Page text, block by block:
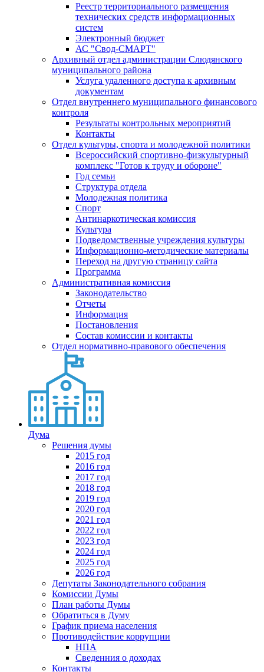
Реестр территориального размещения
технических средств информационных
систем
Электронный бюджет
АС "Свод-СМАРТ"
Архивный отдел администрации Слюдянского
муниципального района
Услуга удаленного доступа к архивным
документам
Отдел внутреннего муниципального финансового
контроля
Результаты контрольных мероприятий
Контакты
Отдел культуры, спорта и молодежной политики
Всероссийский спортивно-физкультурный
комплекс "Готов к труду и обороне"
Год семьи
Структура отдела
Молодежная политика
Спорт
Антинаркотическая комиссия
Культура
Подведомственные учреждения культуры
Информационно-методические материалы
Переход на другую страницу сайта
Программа
Административная комиссия
Законодательство
Отчеты
Информация
Постановления
Состав комиссии и контакты
Отдел нормативно-правового обеспечения
Дума
Решения думы
2015 год
2016 год
2017 год
2018 год
2019 год
2020 год
2021 год
2022 год
2023 год
2024 год
2025 год
2026 год
Депутаты Законодательного собрания
Комиссии Думы
План работы Думы
Обратиться в Думу
График приема населения
Противодействие коррупции
НПА
Сведенния о доходах
Контакты